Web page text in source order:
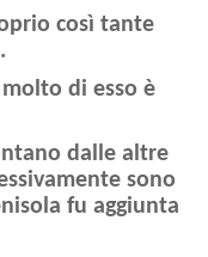
così tante
di esso è
dalle altre
sono
fu aggiunta